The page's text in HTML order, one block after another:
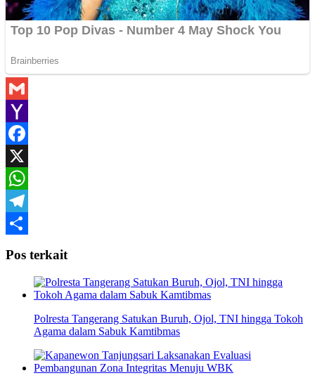
Gmail
Yahoo
Mail
Facebook
X
WhatsApp
Telegram
Pos terkait
Polresta Tangerang Satukan Buruh, Ojol, TNI hingga Tokoh
Agama dalam Sabuk Kamtibmas